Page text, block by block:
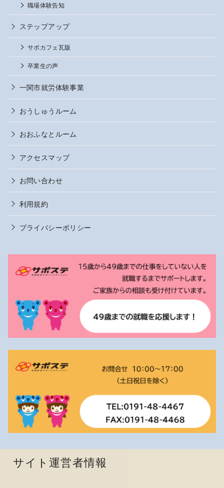
職場体験告知
ステップアップ
サポカフェ瓦版
卒業生の声
一関市就労体験事業
おうしゅうルーム
おおふなとルーム
アクセスマップ
お問い合わせ
利用規約
プライバシーポリシー
サイト運営者情報